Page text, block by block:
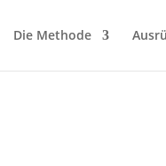
Die Methode